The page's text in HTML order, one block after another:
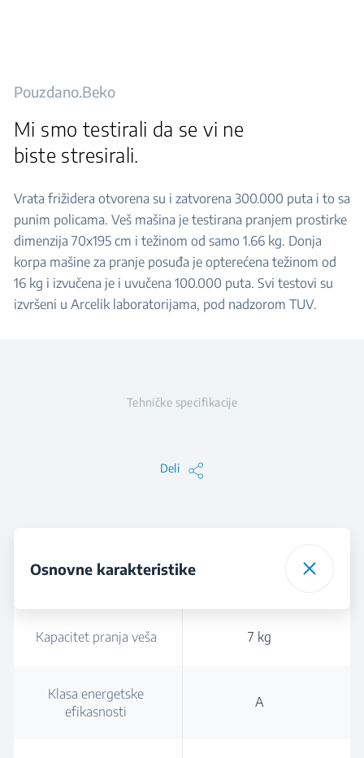
Pouzdano.Beko
Mi smo testirali da se vi ne
biste stresirali.
Vrata frižidera otvorena su i zatvorena 300.000 puta i to sa
punim policama. Veš mašina je testirana pranjem prostirke
dimenzija 70x195 cm i težinom od samo 1.66 kg. Donja
korpa mašine za pranje posuđa je opterećena težinom od
16 kg i izvučena je i uvučena 100.000 puta. Svi testovi su
izvršeni u Arcelik laboratorijama, pod nadzorom TUV.
Tehničke specifikacije
Deli
Osnovne karakteristike
Kapacitet pranja veša 7 kg
Klasa energetske
efikasnosti
A